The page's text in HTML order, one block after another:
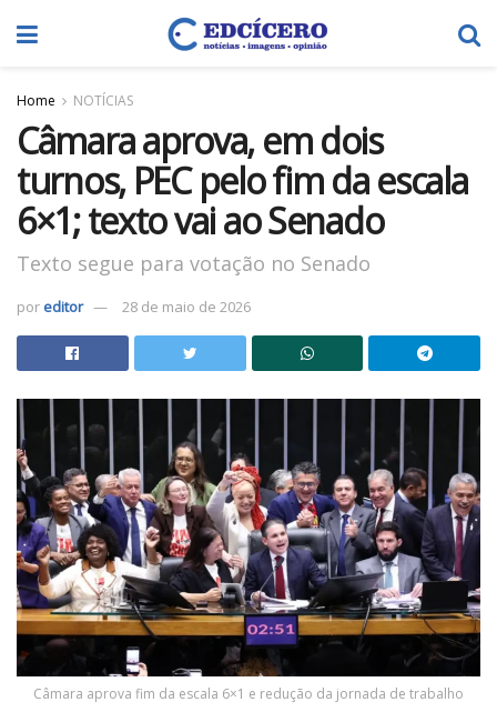
Home NOTÍCIAS
Câmara aprova, em dois
turnos, PEC pelo fim da escala
6×1; texto vai ao Senado
Texto segue para votação no Senado
por editor 28 de maio de 2026
Câmara aprova fim da escala 6×1 e redução da jornada de trabalho